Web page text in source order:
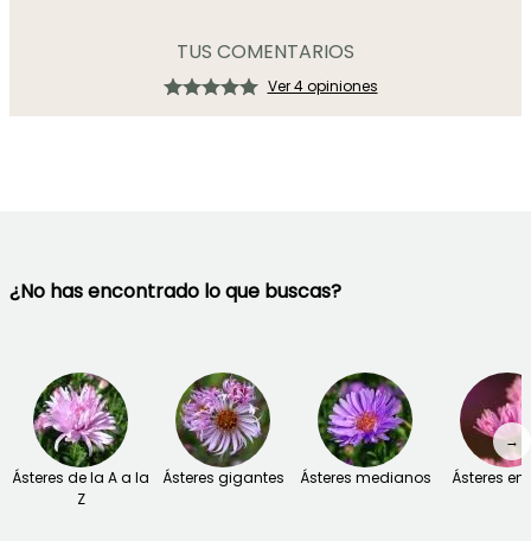
TUS COMENTARIOS
Ver 4 opiniones
¿No has encontrado lo que buscas?
Ásteres de la A a la
Z
Ásteres gigantes Ásteres medianos Ásteres
→